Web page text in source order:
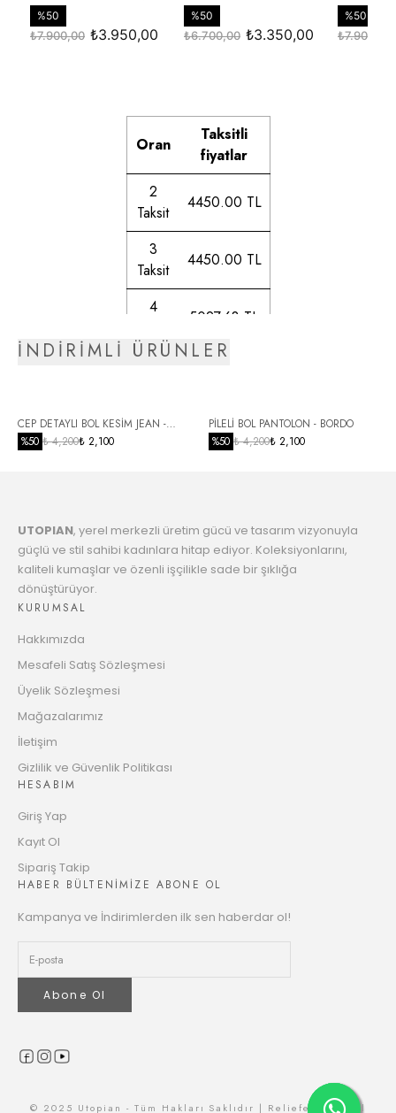
Oran
Taksitli
fiyatlar
2
Taksit
4450.00 TL
3
Taksit
4450.00 TL
4
5027.68 TL
6
5234.68 TL
8
Taksit
5493.15 TL
Taksit
12
İNDİRİMLİ ÜRÜNLER
CEP DETAYLI BOL KESİM JEAN -
SİYAH
%50 ₺ 4,200₺ 2,100
PİLELİ BOL PANTOLON - BORDO
%50 ₺ 4,200₺ 2,100
UTOPIAN, yerel merkezli üretim gücü ve tasarım vizyonuyla
güçlü ve stil sahibi kadınlara hitap ediyor. Koleksiyonlarını,
kaliteli kumaşlar ve özenli işçilikle sade bir şıklığa
dönüştürüyor.
KURUMSAL
Hakkımızda
Mesafeli Satış Sözleşmesi
Üyelik Sözleşmesi
Mağazalarımız
İletişim
Gizlilik ve Güvenlik Politikası
HESABIM
Giriş Yap
Kayıt Ol
Sipariş Takip
HABER BÜLTENİMİZE ABONE OL
Kampanya ve İndirimlerden ilk sen haberdar ol!
Abone Ol
© 2025 Utopian - Tüm Hakları Saklıdır | Reliefers Digital